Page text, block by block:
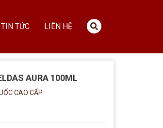
TIN TỨC LIÊN HỆ
AURA 100ML
CAO CẤP